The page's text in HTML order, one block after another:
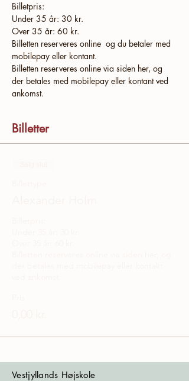
Billetpris:
Under 35 år: 30 kr.
Over 35 år: 60 kr.
Billetten reserveres online  og du betaler med
mobilepay eller kontant.
Billetten reserveres online via siden her, og
der betales med mobilepay eller kontant ved
ankomst.
Billetter
Vestjyllands Højskole